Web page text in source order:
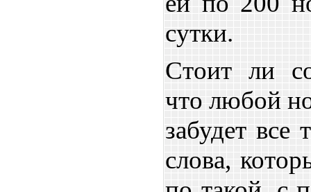
сутки.
Стоит ли
что любой
забудет все
слова,